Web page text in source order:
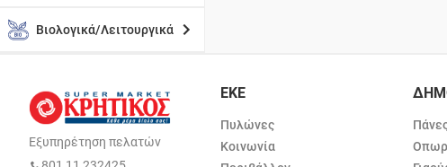
Βιολογικά/Λειτουργικά
Εξυπηρέτηση πελατών
ΕΚΕ
Πυλώνες
Κοινωνία